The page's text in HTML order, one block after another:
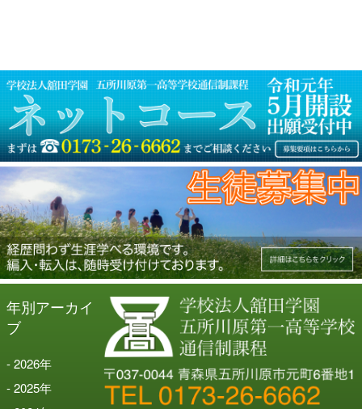
ョ
ン
年別アーカイ
ブ
2026年
2025年